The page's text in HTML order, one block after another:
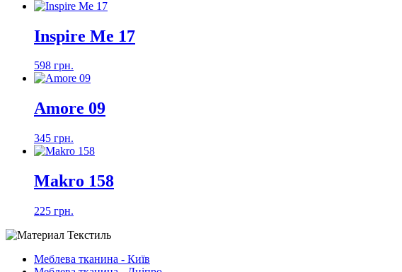
Inspire Me 17
598 грн.
Amore 09
345 грн.
Makro 158
225 грн.
Меблева тканина - Київ